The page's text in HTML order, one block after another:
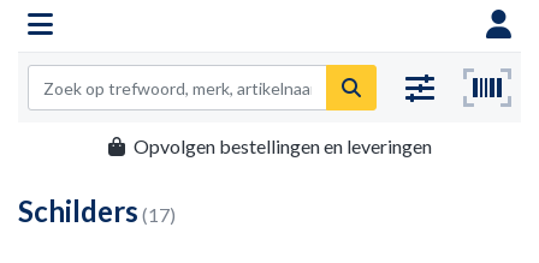
Opvolgen bestellingen en leveringen
Schilders (17)